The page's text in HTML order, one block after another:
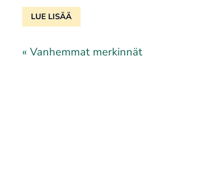
LUE LISÄÄ
« Vanhemmat merkinnät